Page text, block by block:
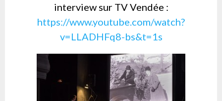
interview sur TV Vendée :
https://www.youtube.com/watch?
v=LLADHFq8-bs&t=1s